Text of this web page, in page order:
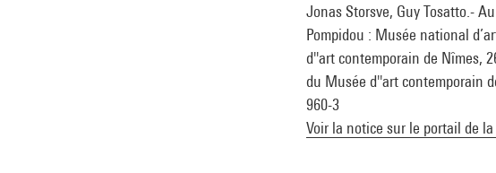
Jonas Storsve, Guy Tosatto.-
Pompidou : Musée national
d''art contemporain de Nîmes,
du Musée d''art contemporain
960-3
Voir la notice sur le portail de